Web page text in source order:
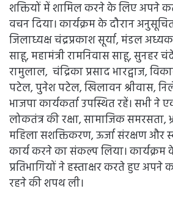
शक्तियों में शामिल करने के लिए अपने
वचन दिया। कार्यक्रम के दौरान अनुसूचित
जिलाध्यक्ष चंद्रप्रकाश सूर्या, मंडल
साहू, महामंत्री रामनिवास साहू, सुनहर
रामुलाल, चंद्रिका प्रसाद भारद्वाज,
पटेल, पुनेश पटेल, खिलावन श्रीवास,
भाजपा कार्यकर्ता उपस्थित रहें। सभी
लोकतंत्र की रक्षा, सामाजिक समरसता,
महिला सशक्तिकरण, ऊर्जा संरक्षण और
कार्य करने का संकल्प लिया।
प्रतिभागियों ने हस्ताक्षर करते हुए अपने
रहने की शपथ ली।